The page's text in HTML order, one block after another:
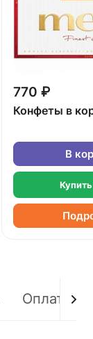
770 ₽
Конфеты в
В
Оплата